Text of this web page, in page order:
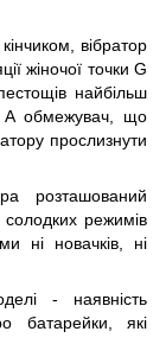
вібратор
жіночої точки G
найбільш
А обмежувач, що
прослизнути
розташований
режимів
ні новачків, ні
- наявність
батарейки, які